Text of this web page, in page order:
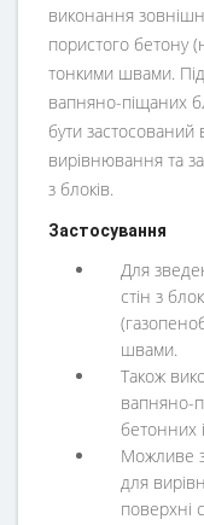
виконання
пористого бетону
тонкими швами.
вапняно-піщаних
бути застосований
вирівнювання та
з блоків.
Застосування
Для
стін з
швами.
Також
вапняно-
бетонних
Можливе
для
поверхні